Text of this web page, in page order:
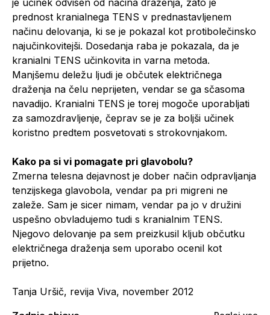
je učinek odvisen od načina draženja, zato je
prednost kranialnega TENS v prednastavljenem
načinu delovanja, ki se je pokazal kot protibolečinsko
najučinkovitejši. Dosedanja raba je pokazala, da je
kranialni TENS učinkovita in varna metoda.
Manjšemu deležu ljudi je občutek električnega
draženja na čelu neprijeten, vendar se ga sčasoma
navadijo. Kranialni TENS je torej mogoče uporabljati
za samozdravljenje, čeprav se je za boljši učinek
koristno predtem posvetovati s strokovnjakom.
Kako pa si vi pomagate pri glavobolu?
Zmerna telesna dejavnost je dober način odpravljanja
tenzijskega glavobola, vendar pa pri migreni ne
zaleže. Sam je sicer nimam, vendar pa jo v družini
uspešno obvladujemo tudi s kranialnim TENS.
Njegovo delovanje pa sem preizkusil kljub občutku
električnega draženja sem uporabo ocenil kot
prijetno.
Tanja Uršič, revija Viva, november 2012